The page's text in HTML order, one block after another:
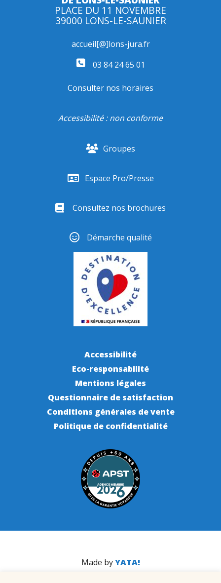
PLACE DU 11 NOVEMBRE
39000 LONS-LE-SAUNIER
accueil[@]lons-jura.fr
03 84 24 65 01
Consulter nos horaires
Accessibilité : non conforme
Groupes
Espace Pro/Presse
Consultez nos brochures
Démarche qualité
Accessibilité
Eco-responsabilité
Mentions légales
Questionnaire de satisfaction
Conditions générales de vente
Politique de confidentialité
Made byYATA!